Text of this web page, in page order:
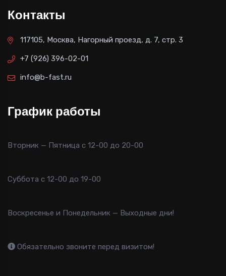
Контакты
117105, Москва, Нагорный проезд, д. 7, стр. 3
+7 (926) 396-02-01
info@b-fast.ru
График работы
Вторник — Пятница с 12-00 до 20-00
Суббота с 12-00 до 19-00
Воскресенье и Понедельник — Выходные дни!
Обязательно звоните перед визитом!